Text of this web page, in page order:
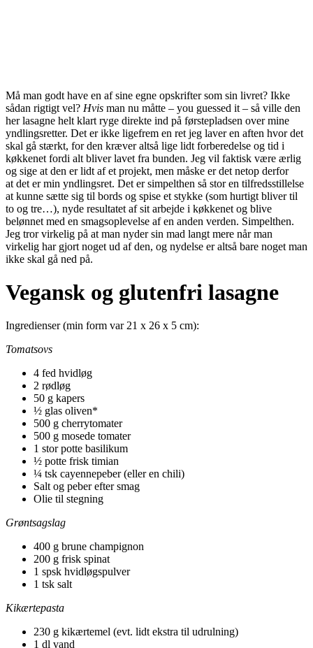
Må man godt have en af sine egne opskrifter som sin livret? Ikke
sådan rigtigt vel? Hvis man nu måtte – you guessed it – så ville den
her lasagne helt klart ryge direkte ind på førstepladsen over mine
yndlingsretter. Det er ikke ligefrem en ret jeg laver en aften hvor det
skal gå stærkt, for den kræver altså lige lidt forberedelse og tid i
køkkenet fordi alt bliver lavet fra bunden. Jeg vil faktisk være ærlig
og sige at den er lidt af et projekt, men måske er det netop derfor
at det er min yndlingsret. Det er simpelthen så stor en tilfredsstillelse
at kunne sætte sig til bords og spise et stykke (som hurtigt bliver til
to og tre…), nyde resultatet af sit arbejde i køkkenet og blive
belønnet med en smagsoplevelse af en anden verden. Simpelthen.
Jeg tror virkelig på at man nyder sin mad langt mere når man
virkelig har gjort noget ud af den, og nydelse er altså bare noget man
ikke skal gå ned på.
Vegansk og glutenfri lasagne
Ingredienser (min form var 21 x 26 x 5 cm):
Tomatsovs
4 fed hvidløg
2 rødløg
50 g kapers
½ glas oliven*
500 g cherrytomater
500 g mosede tomater
1 stor potte basilikum
½ potte frisk timian
¼ tsk cayennepeber (eller en chili)
Salt og peber efter smag
Olie til stegning
Grøntsagslag
400 g brune champignon
200 g frisk spinat
1 spsk hvidløgspulver
1 tsk salt
Kikærtepasta
230 g kikærtemel (evt. lidt ekstra til udrulning)
1 dl vand